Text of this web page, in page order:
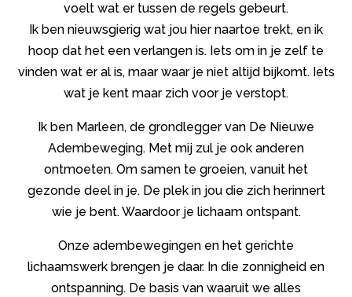
voelt wat er tussen de regels gebeurt.
Ik ben nieuwsgierig wat jou hier naartoe trekt, en ik
hoop dat het een verlangen is. Iets om in je zelf te
vinden wat er al is, maar waar je niet altijd bijkomt. Iets
wat je kent maar zich voor je verstopt.
Ik ben Marleen, de grondlegger van De Nieuwe
Adembeweging. Met mij zul je ook anderen
ontmoeten. Om samen te groeien, vanuit het
gezonde deel in je. De plek in jou die zich herinnert
wie je bent. Waardoor je lichaam ontspant.
Onze adembewegingen en het gerichte
lichaamswerk brengen je daar. In die zonnigheid en
ontspanning. De basis van waaruit we alles